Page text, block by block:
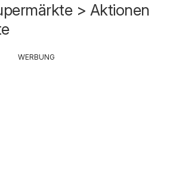
> Aktionen
WERBUNG